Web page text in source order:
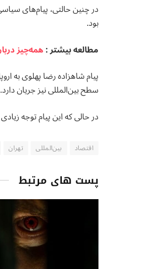
در چنین حالتی، پیام‌های
بود.
مطالعه بيشتر :همه‌چیز
پیام شاهزاده رضا پهلوی به
سطح بین‌المللی نیز جریان دارد.
در حالی که این پیام توجه
اقتصاد بین‌المللی تهران
پست های مرتبط